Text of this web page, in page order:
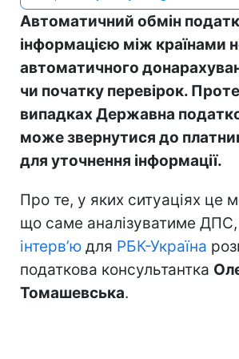
Автоматичний обмін
інформацією між країнами
автоматичного
чи початку перевірок.
випадках Державна
може звернутися до
для уточнення інформації.
Про те, у яких ситуаціях це
що саме аналізуватиме
інтерв’ю для РБК-Україна
податкова консультантка
Томашевська.